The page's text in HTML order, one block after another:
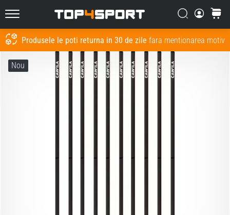
Produsele le poti returna in 30 de zile fara mentionarea
Top4Sport.ro Căutare
Cos
Cauta
Nou